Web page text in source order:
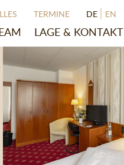
LAGE & KONTAKT
TERMINE DE EN